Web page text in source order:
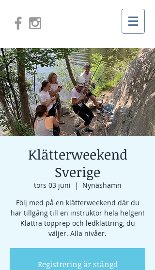
Klätterweekend
Sverige
tors 03 juni
  |
Nynäshamn
Följ med på en klätterweekend där du
har tillgång till en instruktör hela helgen!
Klättra topprep och ledklättring, du
väljer. Alla nivåer.
Registrering är stängd